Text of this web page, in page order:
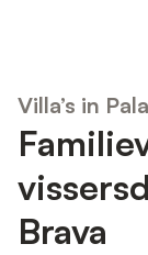
Villa’s in
Brava